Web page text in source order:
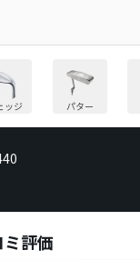
ッジ パター
評価